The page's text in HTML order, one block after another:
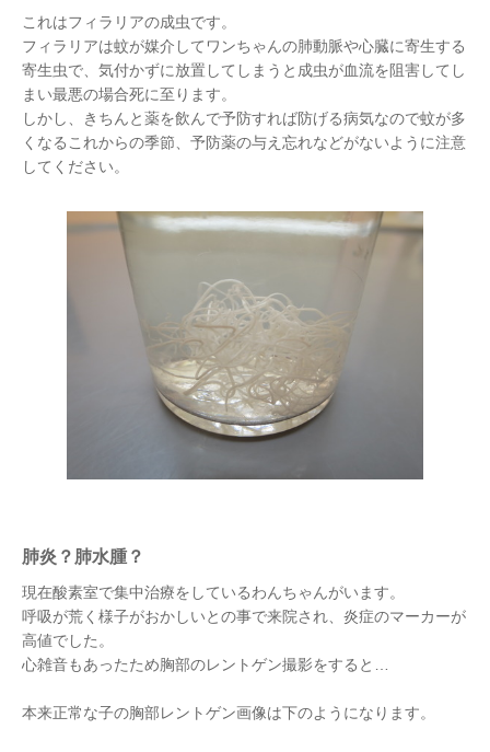
これはフィラリアの成虫です。
フィラリアは蚊が媒介してワンちゃんの肺動脈や心臓に寄生する
寄生虫で、気付かずに放置してしまうと成虫が血流を阻害してし
まい最悪の場合死に至ります。
しかし、きちんと薬を飲んで予防すれば防げる病気なので蚊が多
くなるこれからの季節、予防薬の与え忘れなどがないように注意
してください。
肺炎？肺水腫？
現在酸素室で集中治療をしているわんちゃんがいます。
呼吸が荒く様子がおかしいとの事で来院され、炎症のマーカーが
高値でした。
心雑音もあったため胸部のレントゲン撮影をすると…
本来正常な子の胸部レントゲン画像は下のようになります。